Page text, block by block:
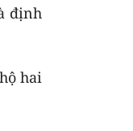
định
hai